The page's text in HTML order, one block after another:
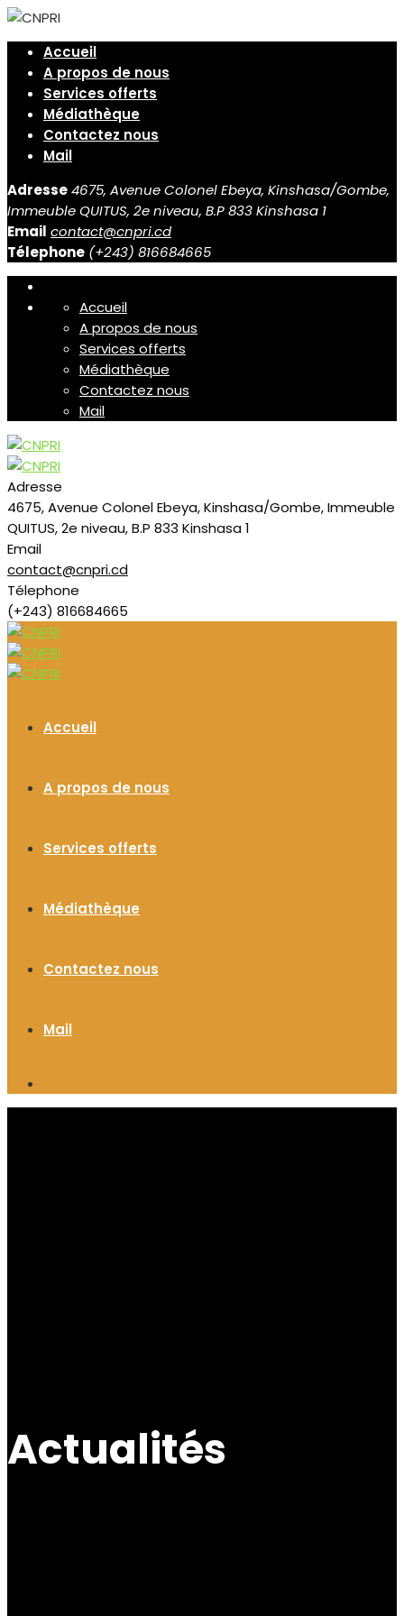
Accueil
A propos de nous
Services offerts
Médiathèque
Contactez nous
Mail
Adresse4675, Avenue Colonel Ebeya, Kinshasa/Gombe,
Immeuble QUITUS, 2e niveau, B.P 833 Kinshasa 1
Email contact@cnpri.cd
Télephone (+243) 816684665
Accueil
A propos de nous
Services offerts
Médiathèque
Contactez nous
Mail
Adresse
4675, Avenue Colonel Ebeya, Kinshasa/Gombe, Immeuble
QUITUS, 2e niveau, B.P 833 Kinshasa 1
Email
contact@cnpri.cd
Télephone
(+243) 816684665
Accueil
A propos de nous
Services offerts
Médiathèque
Contactez nous
Mail
Actualités